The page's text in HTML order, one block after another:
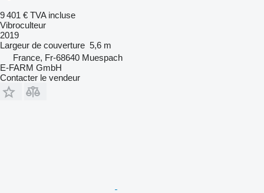
9 401 € TVA incluse
Vibroculteur
2019
Largeur de couverture 5,6 m
France, Fr-68640 Muespach
E-FARM GmbH
Contacter le vendeur